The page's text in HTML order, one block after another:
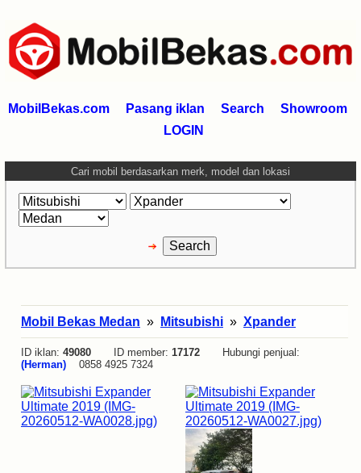
MobilBekas.com Pasang iklan Search
Showroom
LOGIN
Cari mobil berdasarkan merk, model dan lokasi
Mobil Bekas Medan » Mitsubishi » Xpander
ID iklan: 49080 ID member: 17172 Hubungi penjual:
(Herman)
0858 4925 7324